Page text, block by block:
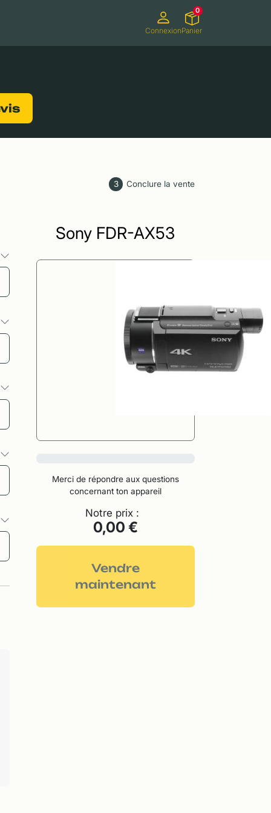
ConnexionPanier
0
3 Conclure la vente
Sony FDR-AX53
Merci de répondre aux questions
concernant ton appareil
Notre prix :
0,00 €
Vendre
maintenant